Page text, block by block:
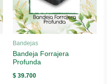
may
be
chosen
the
Bandejas
Bandeja Forrajera
Profunda
$39.700